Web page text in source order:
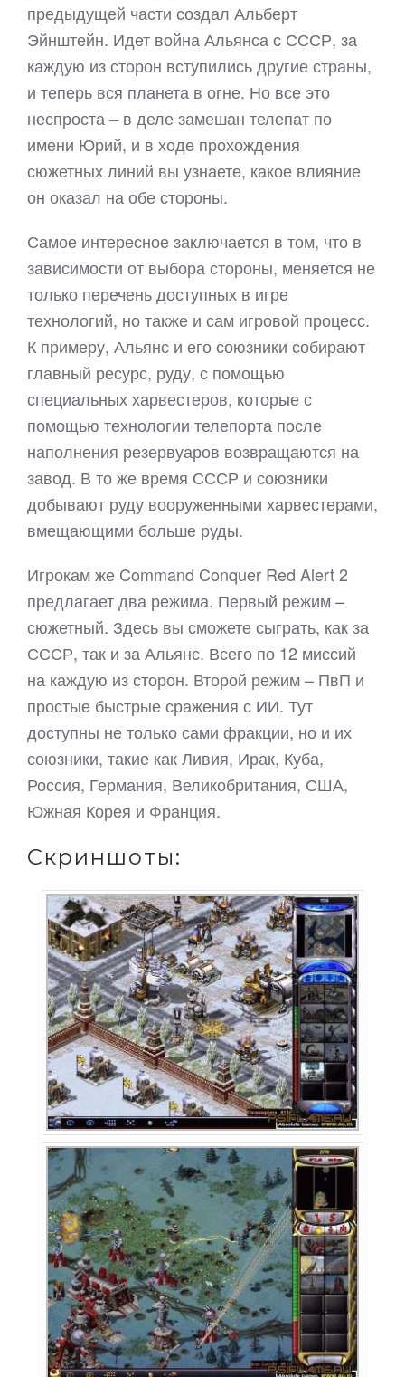
предыдущей части создал Альберт
Эйнштейн. Идет война Альянса с СССР, за
каждую из сторон вступились другие страны,
и теперь вся планета в огне. Но все это
неспроста – в деле замешан телепат по
имени Юрий, и в ходе прохождения
сюжетных линий вы узнаете, какое влияние
он оказал на обе стороны.
Самое интересное заключается в том, что в
зависимости от выбора стороны, меняется не
только перечень доступных в игре
технологий, но также и сам игровой процесс.
К примеру, Альянс и его союзники собирают
главный ресурс, руду, с помощью
специальных харвестеров, которые с
помощью технологии телепорта после
наполнения резервуаров возвращаются на
завод. В то же время СССР и союзники
добывают руду вооруженными харвестерами,
вмещающими больше руды.
Игрокам же Command Conquer Red Alert 2
предлагает два режима. Первый режим –
сюжетный. Здесь вы сможете сыграть, как за
СССР, так и за Альянс. Всего по 12 миссий
на каждую из сторон. Второй режим – ПвП и
простые быстрые сражения с ИИ. Тут
доступны не только сами фракции, но и их
союзники, такие как Ливия, Ирак, Куба,
Россия, Германия, Великобритания, США,
Южная Корея и Франция.
Скриншоты: